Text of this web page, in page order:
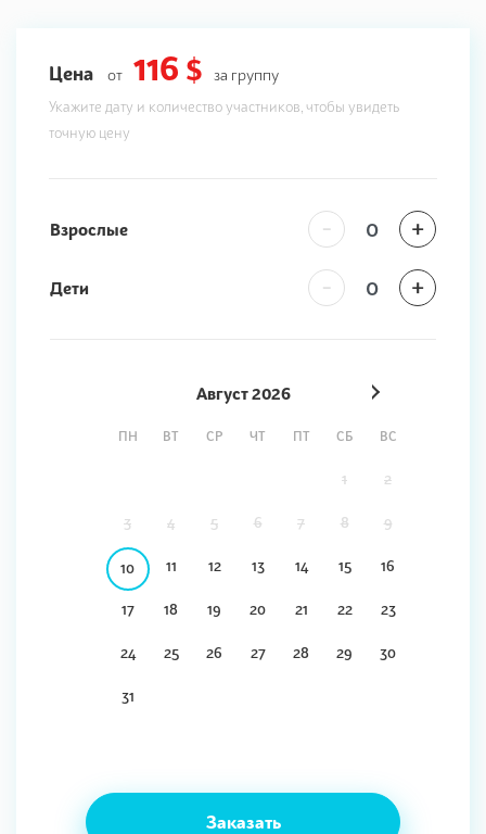
Цена от 116 $ за группу
Укажите дату и количество участников, чтобы увидеть
точную цену
Взрослые - +
Дети - +
Август2026
ПН ВТ СР ЧТ ПТ СБ ВС
1 2
3 4 5 6 7 8 9
10 11 12 13 14 15 16
17 18 19 20 21 22 23
24 25 26 27 28 29 30
31
Заказать